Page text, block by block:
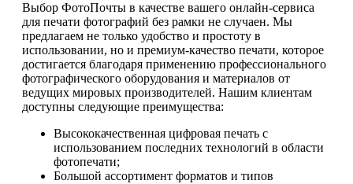
Выбор ФотоПочты в качестве вашего онлайн-сервиса
для печати фотографий без рамки не случаен. Мы
предлагаем не только удобство и простоту в
использовании, но и премиум-качество печати, которое
достигается благодаря применению профессионального
фотографического оборудования и материалов от
ведущих мировых производителей. Нашим клиентам
доступны следующие преимущества:
Высококачественная цифровая печать с
использованием последних технологий в области
фотопечати;
Большой ассортимент форматов и типов